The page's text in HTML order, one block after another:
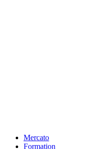
Mercato
Formation